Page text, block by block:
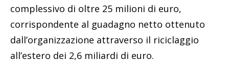
complessivo di oltre 25 milioni di euro,
corrispondente al guadagno netto ottenuto
dall’organizzazione attraverso il riciclaggio
all’estero dei 2,6 miliardi di euro.